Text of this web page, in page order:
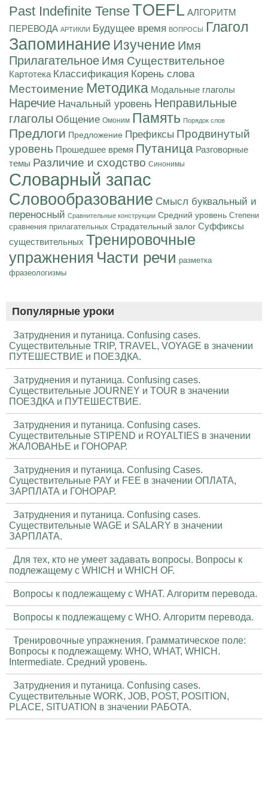
Past Indefinite TenseTOEFL АЛГОРИТМ
ПЕРЕВОДА АРТИКЛИ Будущее время ВОПРОСЫ Глагол
Запоминание Изучение Имя
Прилагательное Имя Существительное
Картотека Классификация Корень слова
Местоимение Методика Модальные глаголы
Наречие Начальный уровень Неправильные
глаголы Общение Омоним Память Порядок слов
Предлоги Предложение Префиксы Продвинутый
уровень Прошедшее время Путаница Разговорные
темы Различие и сходство Синонимы
Словарный запас
Словообразование Смысл буквальный и
переносный Сравнительные конструкции Средний уровень Степени
сравнения прилагательных Страдательный залог Суффиксы
существительных Тренировочные
упражнения Части речи разметка
фразеологизмы
Популярные уроки
Затруднения и путаница. Confusing cases.
Существительные TRIP, TRAVEL, VOYAGE в значении
ПУТЕШЕСТВИЕ и ПОЕЗДКА.
Затруднения и путаница. Confusing cases.
Существительные JOURNEY и TOUR в значении
ПОЕЗДКА и ПУТЕШЕСТВИЕ.
Затруднения и путаница. Confusing cases.
Существительные STIPEND и ROYALTIES в значении
ЖАЛОВАНЬЕ и ГОНОРАР.
Затруднения и путаница. Confusing Cases.
Существительные PAY и FEE в значении ОПЛАТА,
ЗАРПЛАТА и ГОНОРАР.
Затруднения и путаница. Confusing cases.
Существительные WAGE и SALARY в значении
ЗАРПЛАТА.
Для тех, кто не умеет задавать вопросы. Вопросы к
подлежащему с WHICH и WHICH OF.
Вопросы к подлежащему с WHAT. Алгоритм перевода.
Вопросы к подлежащему с WHO. Алгоритм перевода.
Тренировочные упражнения. Грамматическое поле:
Вопросы к подлежащему. WHO, WHAT, WHICH.
Intermediate. Средний уровень.
Затруднения и путаница. Confusing cases.
Существительные WORK, JOB, POST, POSITION,
PLACE, SITUATION в значении РАБОТА.